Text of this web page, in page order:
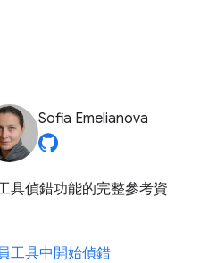
Sofia Emelianova
具偵錯功能的完整參考資
工具中開始偵錯